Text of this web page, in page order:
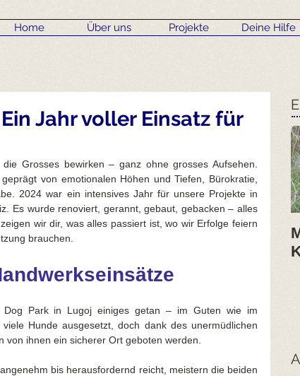
Home Über uns Projekte Deine Hilfe
Jahr voller Einsatz für
Grosses bewirken – ganz ohne grosses Aufsehen.
von emotionalen Höhen und Tiefen, Bürokratie,
2024 war ein intensives Jahr für unsere Projekte in
Es wurde renoviert, gerannt, gebaut, gebacken – alles
wir dir, was alles passiert ist, wo wir Erfolge feiern
brauchen.
Park in Lugoj einiges getan – im Guten wie im
Hunde ausgesetzt, doch dank des unermüdlichen
ihnen ein sicherer Ort geboten werden.
bis herausfordernd reicht, meistern die beiden